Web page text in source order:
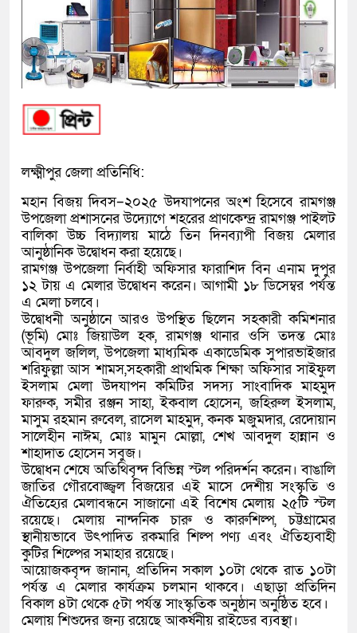
লক্ষ্মীপুর জেলা প্রতিনিধি:
মহান বিজয় দিবস–২০২৫ উদযাপনের অংশ হিসেবে রামগঞ্জ
উপজেলা প্রশাসনের উদ্যোগে শহরের প্রাণকেন্দ্র রামগঞ্জ পাইলট
বালিকা উচ্চ বিদ্যালয় মাঠে তিন দিনব্যাপী বিজয় মেলার
আনুষ্ঠানিক উদ্বোধন করা হয়েছে।
রামগঞ্জ উপজেলা নির্বাহী অফিসার ফারাশিদ বিন এনাম দুপুর
১২ টায় এ মেলার উদ্বোধন করেন। আগামী ১৮ ডিসেম্বর পর্যন্ত
এ মেলা চলবে।
উদ্বোধনী অনুষ্ঠানে আরও উপস্থিত ছিলেন সহকারী কমিশনার
(ভূমি) মোঃ জিয়াউল হক, রামগঞ্জ থানার ওসি তদন্ত মোঃ
আবদুল জলিল, উপজেলা মাধ্যমিক একাডেমিক সুপারভাইজার
শরিফুল্লা আস শামস,সহকারী প্রাথমিক শিক্ষা অফিসার সাইফুল
ইসলাম মেলা উদযাপন কমিটির সদস্য সাংবাদিক মাহমুদ
ফারুক, সমীর রঞ্জন সাহা, ইকবাল হোসেন, জহিরুল ইসলাম,
মাসুম রহমান রুবেল, রাসেল মাহমুদ, কনক মজুমদার, রেদোয়ান
সালেহীন নাঈম, মোঃ মামুন মোল্লা, শেখ আবদুল হান্নান ও
শাহাদাত হোসেন সবুজ।
উদ্বোধন শেষে অতিথিবৃন্দ বিভিন্ন স্টল পরিদর্শন করেন। ​বাঙালি
জাতির গৌরবোজ্জ্বল বিজয়ের এই মাসে দেশীয় সংস্কৃতি ও
ঐতিহ্যের মেলাবন্ধনে সাজানো এই বিশেষ মেলায় ২৫টি স্টল
রয়েছে। মেলায় নান্দনিক চারু ও কারুশিল্প, চট্টগ্রামের
স্থানীয়ভাবে উৎপাদিত রকমারি শিল্প পণ্য এবং ঐতিহ্যবাহী
কুটির শিল্পের সমাহার রয়েছে।
আয়োজকবৃন্দ জানান, প্রতিদিন সকাল ১০টা থেকে রাত ১০টা
পর্যন্ত এ মেলার কার্যক্রম চলমান থাকবে। এছাড়া প্রতিদিন
বিকাল ৪টা থেকে ৫টা পর্যন্ত সাংস্কৃতিক অনুষ্ঠান অনুষ্ঠিত হবে।
মেলায় শিশুদের জন্য রয়েছে আকর্ষনীয় রাইডের ব্যবস্থা।